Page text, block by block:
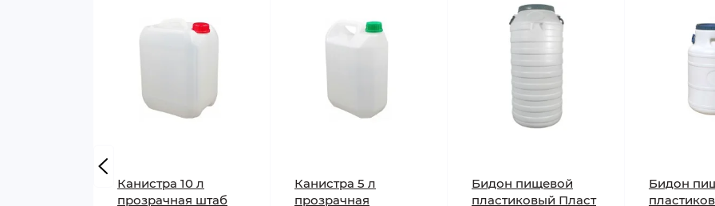
Канистра 10 л
прозрачная штаб
Канистра 5 л
прозрачная
Бидон пищевой
пластиковый Пласт
Бидон